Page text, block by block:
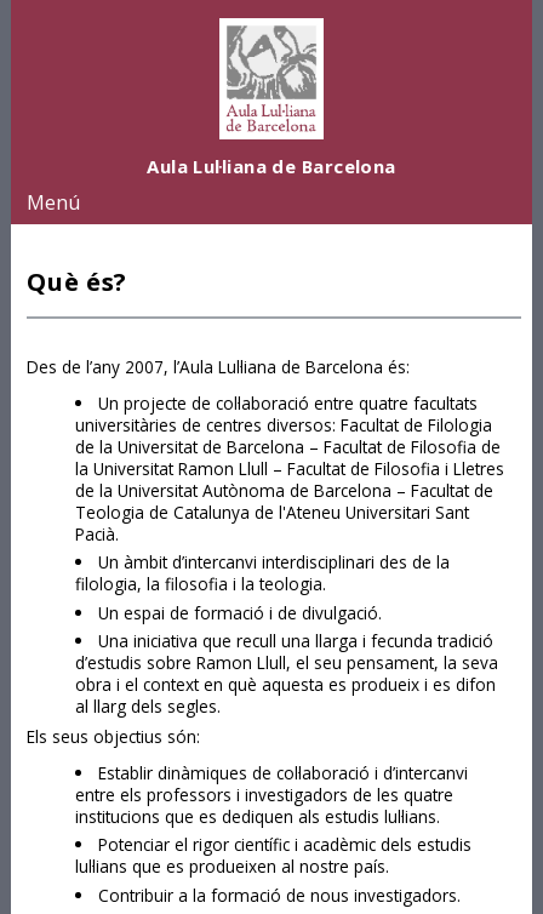
Aula Lul·liana de Barcelona
Menú
Què és?
Des de l’any 2007, l’Aula Lul·liana de Barcelona és:
Un projecte de col·laboració entre quatre facultats
universitàries de centres diversos: Facultat de Filologia
de la Universitat de Barcelona – Facultat de Filosofia de
la Universitat Ramon Llull – Facultat de Filosofia i Lletres
de la Universitat Autònoma de Barcelona – Facultat de
Teologia de Catalunya de l'Ateneu Universitari Sant
Pacià.
Un àmbit d’intercanvi interdisciplinari des de la
filologia, la filosofia i la teologia.
Un espai de formació i de divulgació.
Una iniciativa que recull una llarga i fecunda tradició
d’estudis sobre Ramon Llull, el seu pensament, la seva
obra i el context en què aquesta es produeix i es difon
al llarg dels segles.
Els seus objectius són:
Establir dinàmiques de col·laboració i d’intercanvi
entre els professors i investigadors de les quatre
institucions que es dediquen als estudis lul·lians.
Potenciar el rigor científic i acadèmic dels estudis
lul·lians que es produeixen al nostre país.
Contribuir a la formació de nous investigadors.